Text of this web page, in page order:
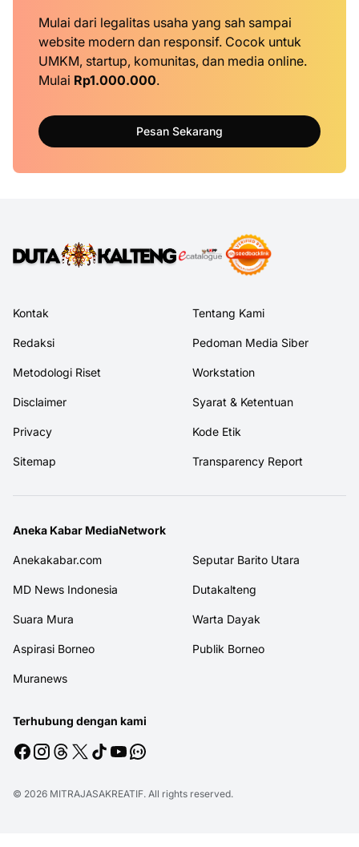
Mulai dari legalitas usaha yang sah sampai
website modern dan responsif. Cocok untuk
UMKM, startup, komunitas, dan media online.
Mulai Rp1.000.000.
Pesan Sekarang
Kontak Tentang Kami
Redaksi Pedoman Media Siber
Metodologi Riset Workstation
Disclaimer Syarat & Ketentuan
Privacy Kode Etik
Sitemap Transparency Report
Aneka Kabar MediaNetwork
Anekakabar.com Seputar Barito Utara
MD News Indonesia Dutakalteng
Suara Mura Warta Dayak
Aspirasi Borneo Publik Borneo
Muranews
Terhubung dengan kami
© 2026 MITRAJASAKREATIF. All rights reserved.